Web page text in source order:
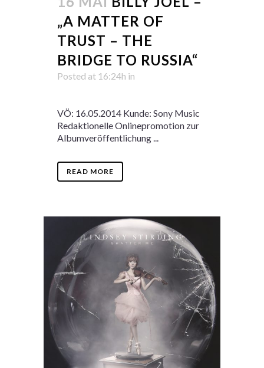
„A MATTER OF
TRUST – THE
BRIDGE TO RUSSIA“
Posted at 16:24h in
VÖ: 16.05.2014 Kunde: Sony Music
Redaktionelle Onlinepromotion zur
Albumveröffentlichung ...
READ MORE